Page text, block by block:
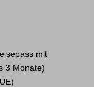
mit
3 Monate)